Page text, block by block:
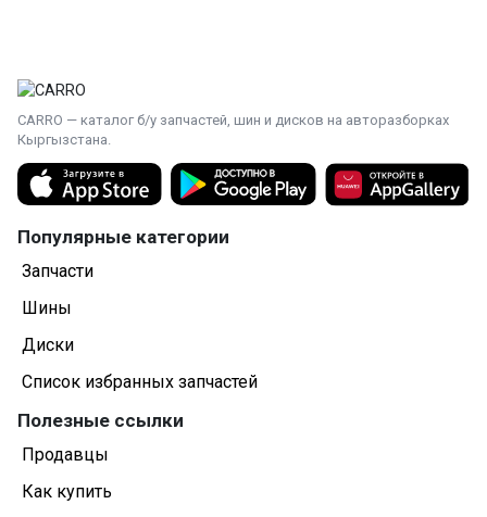
CARRO — каталог б/у запчастей, шин и дисков на авторазборках
Кыргызстана.
Популярные категории
Запчасти
Шины
Диски
Список избранных запчастей
Полезные ссылки
Продавцы
Как купить